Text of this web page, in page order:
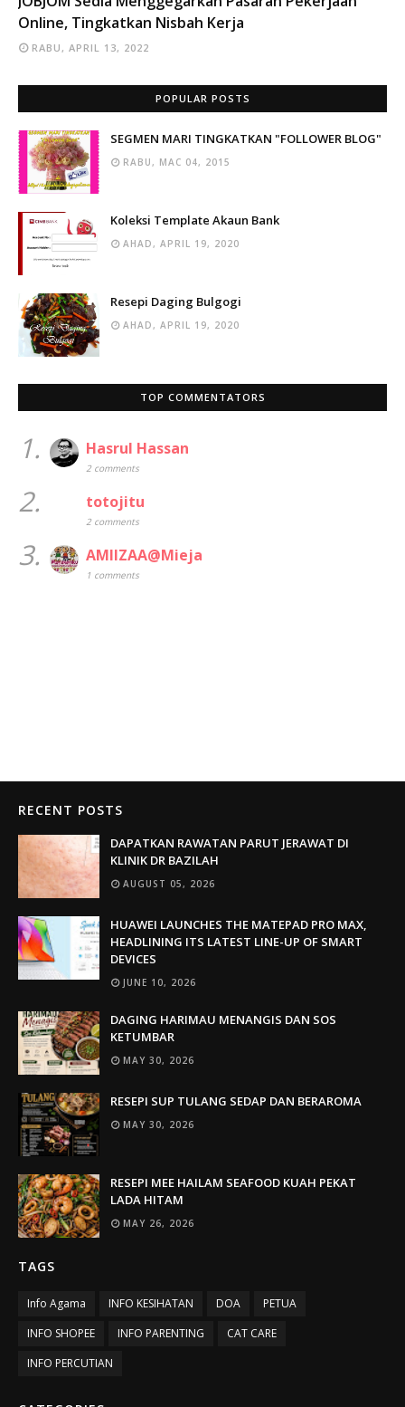
Online, Tingkatkan Nisbah Kerja
RABU, APRIL 13, 2022
POPULAR POSTS
SEGMEN MARI TINGKATKAN "FOLLOWER BLOG"
RABU, MAC 04, 2015
Koleksi Template Akaun Bank
AHAD, APRIL 19, 2020
Resepi Daging Bulgogi
AHAD, APRIL 19, 2020
TOP COMMENTATORS
1. Hasrul Hassan
2 comments
2. totojitu
2 comments
3. AMIIZAA@Mieja
1 comments
RECENT POSTS
DAPATKAN RAWATAN PARUT JERAWAT DI
KLINIK DR BAZILAH
AUGUST 05, 2026
HUAWEI LAUNCHES THE MATEPAD PRO MAX,
HEADLINING ITS LATEST LINE-UP OF SMART
DEVICES
JUNE 10, 2026
DAGING HARIMAU MENANGIS DAN SOS
KETUMBAR
MAY 30, 2026
RESEPI SUP TULANG SEDAP DAN BERAROMA
MAY 30, 2026
RESEPI MEE HAILAM SEAFOOD KUAH PEKAT
LADA HITAM
MAY 26, 2026
TAGS
Info Agama INFO KESIHATAN DOA
PETUA
INFO SHOPEE
INFO PARENTING
CAT CARE
INFO PERCUTIAN